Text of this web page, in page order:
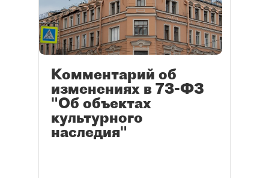
Комментарий об
изменениях в 73-ФЗ
"Об объектах
культурного
наследия"